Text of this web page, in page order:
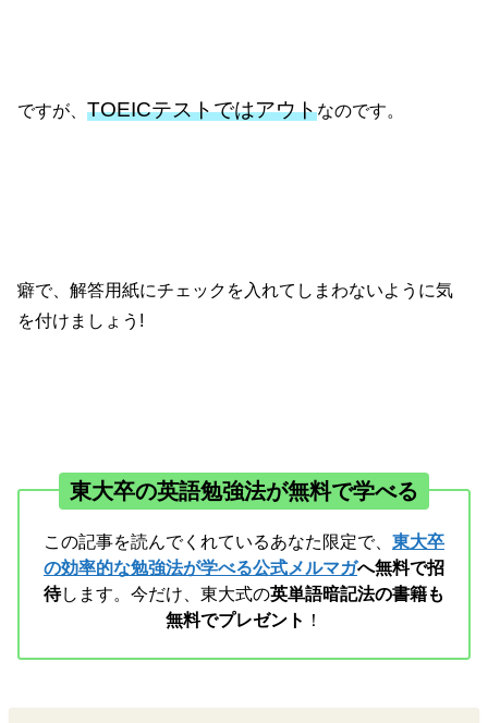
ですが、TOEICテストではアウトなのです。
癖で、解答用紙にチェックを入れてしまわないように気
を付けましょう!
東大卒の英語勉強法が無料で学べる
この記事を読んでくれているあなた限定で、 東大卒
の効率的な勉強法が学べる公式メルマガへ無料で招
待します。今だけ、東大式の英単語暗記法の書籍も
無料でプレゼント ！